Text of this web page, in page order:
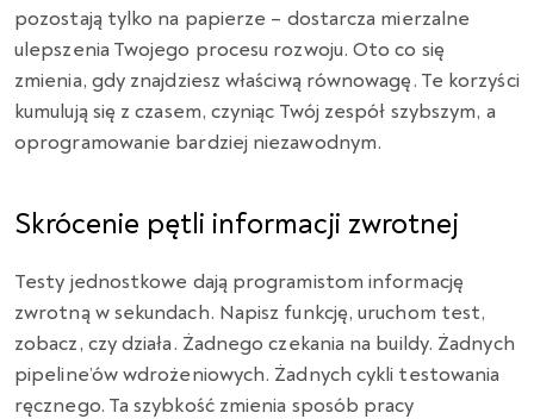
pozostają tylko na papierze – dostarcza mierzalne
ulepszenia Twojego procesu rozwoju. Oto co się
zmienia, gdy znajdziesz właściwą równowagę. Te korzyści
kumulują się z czasem, czyniąc Twój zespół szybszym, a
oprogramowanie bardziej niezawodnym.
Skrócenie pętli informacji zwrotnej
Testy jednostkowe dają programistom informację
zwrotną w sekundach. Napisz funkcję, uruchom test,
zobacz, czy działa. Żadnego czekania na buildy. Żadnych
pipeline’ów wdrożeniowych. Żadnych cykli testowania
ręcznego. Ta szybkość zmienia sposób pracy